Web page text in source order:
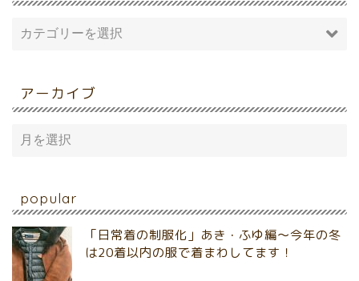
アーカイブ
popular
「日常着の制服化」あき・ふゆ編～今年の冬
は20着以内の服で着まわしてます！